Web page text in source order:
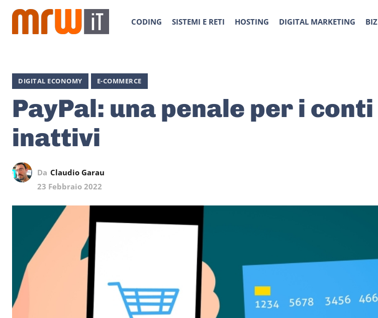
CODING SISTEMI E RETI HOSTING DIGITAL MARKETING BIZ
DIGITAL ECONOMY E-COMMERCE
PayPal: una penale per i conti
inattivi
Da Claudio Garau
23 Febbraio 2022